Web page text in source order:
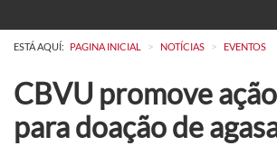
ESTÁ AQUÍ: PAGINA INICIAL > NOTÍCIAS > EVENTOS
CBVU promove
para doação de